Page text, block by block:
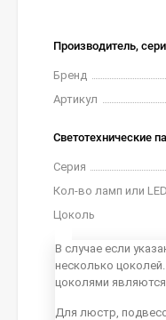
Производитель,
Бренд
Артикул
Светотехнические
Серия
Кол-во ламп или LED
Цоколь
В случае если
несколько
цоколями
Для люстр,